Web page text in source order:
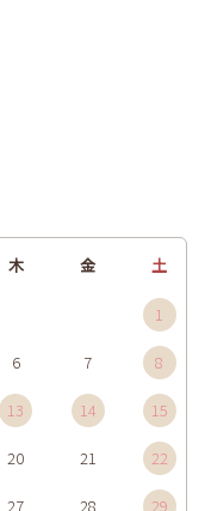
木 金 土
1
6 7 8
13 14 15
20 21 22
27 28 29